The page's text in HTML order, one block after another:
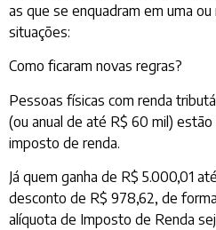
as que se enquadram em uma
situações:
Como ficaram novas regras?
Pessoas físicas com renda
(ou anual de até R$ 60 mil)
imposto de renda.
Já quem ganha de R$ 5.000,01
desconto de R$ 978,62, de
alíquota de Imposto de Renda